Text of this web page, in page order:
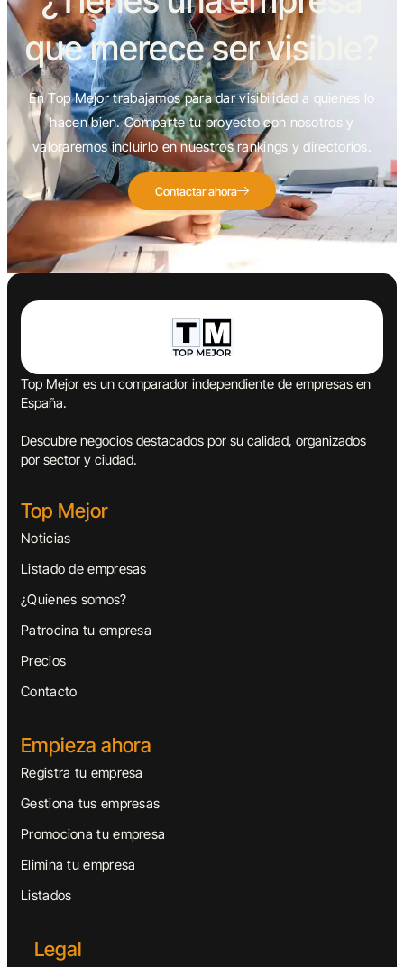
que merece ser visible?
En Top Mejor trabajamos para dar visibilidad a quienes lo
hacen bien. Comparte tu proyecto con nosotros y
valoraremos incluirlo en nuestros rankings y directorios.
Contactar ahora
Top Mejor es un comparador independiente de empresas en
España.
Descubre negocios destacados por su calidad, organizados
por sector y ciudad.
Top Mejor
Noticias
Listado de empresas
¿Quienes somos?
Patrocina tu empresa
Precios
Contacto
Empieza ahora
Registra tu empresa
Gestiona tus empresas
Promociona tu empresa
Elimina tu empresa
Listados
Legal